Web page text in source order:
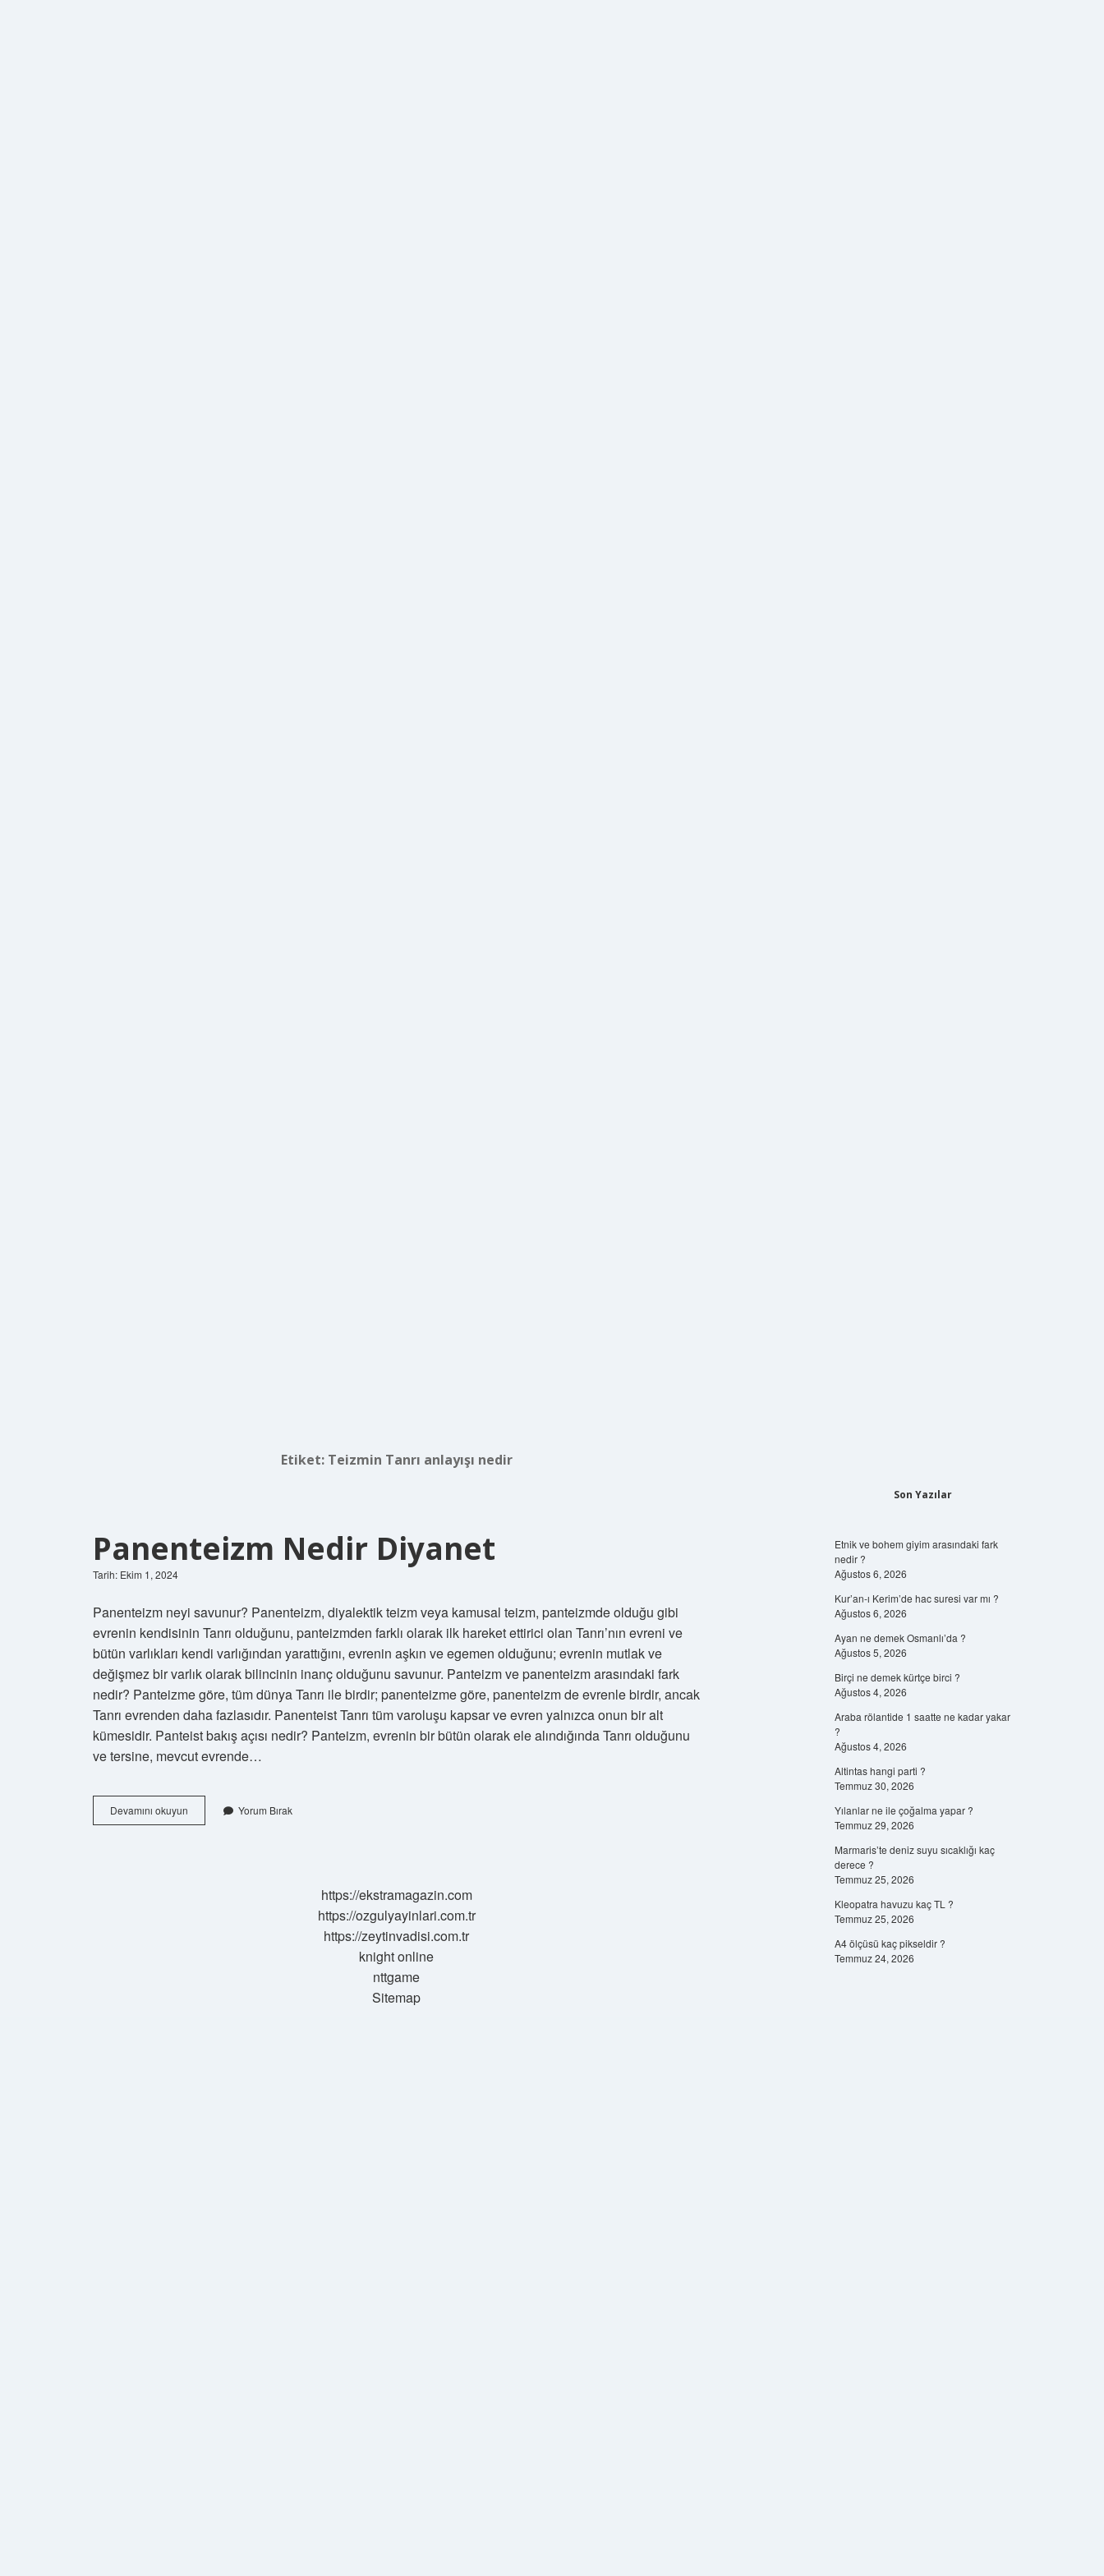
Etiket: Teizmin Tanrı anlayışı nedir
Panenteizm Nedir Diyanet
Tarih: Ekim 1, 2024
Panenteizm neyi savunur? Panenteizm, diyalektik teizm veya kamusal teizm, panteizmde olduğu gibi
evrenin kendisinin Tanrı olduğunu, panteizmden farklı olarak ilk hareket ettirici olan Tanrı’nın evreni ve
bütün varlıkları kendi varlığından yarattığını, evrenin aşkın ve egemen olduğunu; evrenin mutlak ve
değişmez bir varlık olarak bilincinin inanç olduğunu savunur. Panteizm ve panenteizm arasındaki fark
nedir? Panteizme göre, tüm dünya Tanrı ile birdir; panenteizme göre, panenteizm de evrenle birdir, ancak
Tanrı evrenden daha fazlasıdır. Panenteist Tanrı tüm varoluşu kapsar ve evren yalnızca onun bir alt
kümesidir. Panteist bakış açısı nedir? Panteizm, evrenin bir bütün olarak ele alındığında Tanrı olduğunu
ve tersine, mevcut evrende…
Devamını okuyun Panenteizm
Nedir
Yorum Bırak
https://ekstramagazin.com
https://ozgulyayinlari.com.tr
https://zeytinvadisi.com.tr
knight online
nttgame
Sitemap
Son Yazılar
Etnik ve bohem giyim arasındaki fark
nedir ?
Ağustos 6, 2026
Kur’an-ı Kerim’de hac suresi var mı ?
Ağustos 6, 2026
Ayan ne demek Osmanlı’da ?
Ağustos 5, 2026
Birçi ne demek kürtçe birci ?
Ağustos 4, 2026
Araba rölantide 1 saatte ne kadar yakar
?
Ağustos 4, 2026
Altintas hangi parti ?
Temmuz 30, 2026
Yılanlar ne ile çoğalma yapar ?
Temmuz 29, 2026
Marmaris’te deniz suyu sıcaklığı kaç
derece ?
Temmuz 25, 2026
Kleopatra havuzu kaç TL ?
Temmuz 25, 2026
A4 ölçüsü kaç pikseldir ?
Temmuz 24, 2026